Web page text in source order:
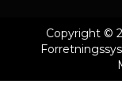
Copyright ©